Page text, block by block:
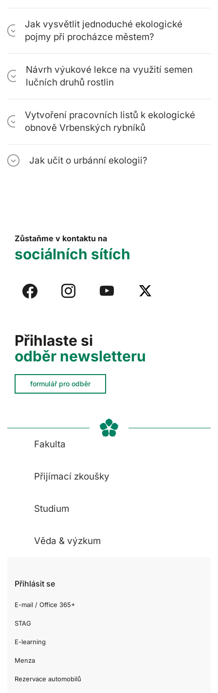
Jak vysvětlit jednoduché ekologické
pojmy při procházce městem?
Návrh výukové lekce na využití semen
lučních druhů rostlin
Vytvoření pracovních listů k ekologické
obnově Vrbenských rybníků
Jak učit o urbánní ekologii?
Přihlaste si
odběr newsletteru
formulář pro odběr
Zůstaňme v kontaktu na
sociálních sítích
Fakulta
Přijímací zkoušky
Studium
Věda & výzkum
Přihlásit se
E-mail / Office 365+
STAG
E-learning
Menza
Rezervace automobilů